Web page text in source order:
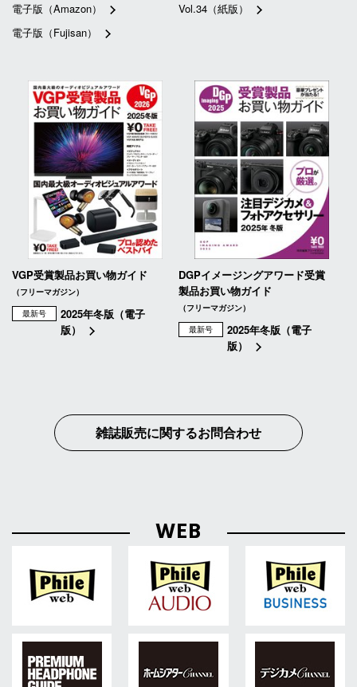
電子版（Amazon）
電子版（Fujisan）
Vol.34（紙版）
VGP受賞製品お買い物ガイド
（フリーマガジン）
最新号
2025年冬版（電子
版）
DGPイメージングアワード受賞
製品お買い物ガイド
（フリーマガジン）
最新号
2025年冬版（電子
版）
雑誌販売に関するお問合わせ
WEB